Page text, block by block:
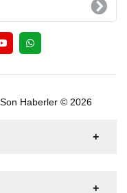
Haberler © 2026